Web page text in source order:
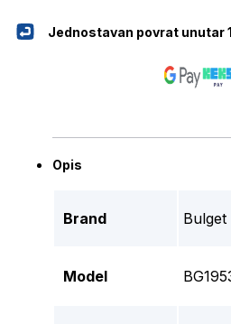
Jednostavan povrat unutar
Opis
Brand Bulget
Model